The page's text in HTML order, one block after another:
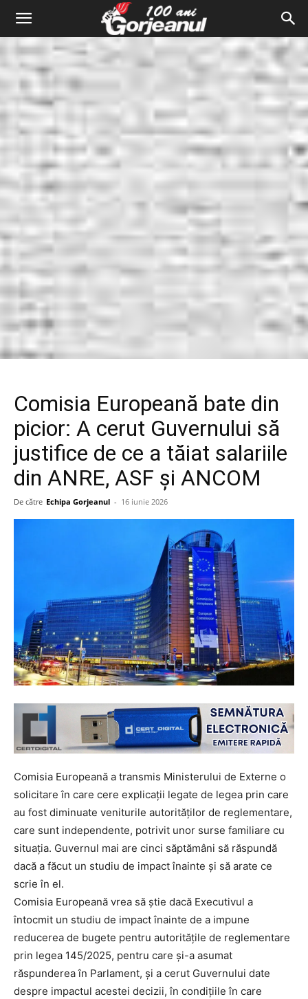
Comisia Europeană bate din
picior: A cerut Guvernului să
justifice de ce a tăiat salariile
din ANRE, ASF și ANCOM
De către Echipa Gorjeanul - 16 iunie 2026
Comisia Europeană a transmis Ministerului de Externe o
solicitare în care cere explicații legate de legea prin care
au fost diminuate veniturile autorităților de reglementare,
care sunt independente, potrivit unor surse familiare cu
situația. Guvernul mai are cinci săptămâni să răspundă
dacă a făcut un studiu de impact înainte și să arate ce
scrie în el.
Comisia Europeană vrea să știe dacă Executivul a
întocmit un studiu de impact înainte de a impune
reducerea de bugete pentru autoritățile de reglementare
prin legea 145/2025, pentru care și-a asumat
răspunderea în Parlament, și a cerut Guvernului date
despre impactul acestei decizii, în condițiile în care